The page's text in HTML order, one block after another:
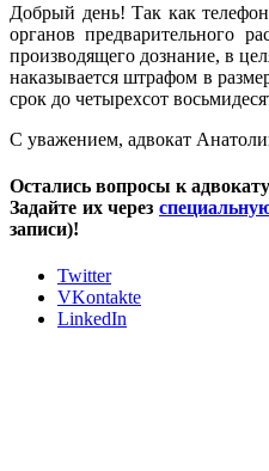
Добрый день! Так как телефон
органов предварительного
производящего дознание, в
наказывается штрафом в
срок до четырехсот
С уважением, адвокат
Остались вопросы к
Задайте их через
записи)!
Twitter
VKontakte
LinkedIn